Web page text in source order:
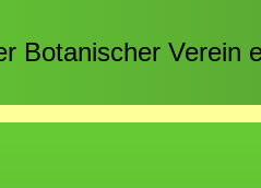
Botanischer Verein